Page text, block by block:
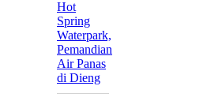
Hot
Spring
Waterpark,
Pemandian
Air Panas
di Dieng